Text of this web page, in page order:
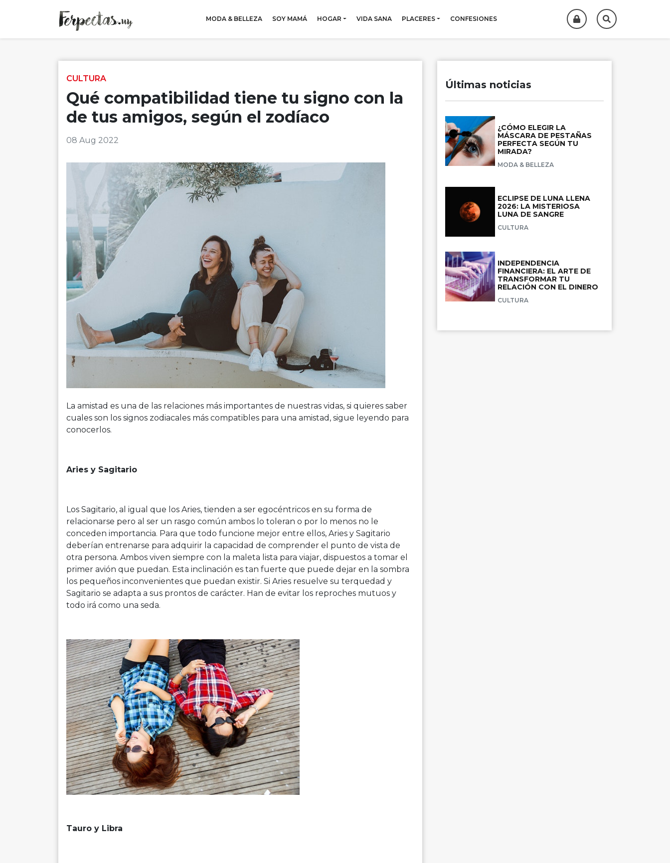
MODA & BELLEZA SOY MAMÁ HOGAR VIDA SANA PLACERES CONFESIONES
CULTURA
Qué compatibilidad tiene tu signo con la
de tus amigos, según el zodíaco
08 Aug 2022
La amistad es una de las relaciones más importantes de nuestras vidas, si quieres saber
cuales son los signos zodiacales más compatibles para una amistad, sigue leyendo para
conocerlos.
Aries y Sagitario
Los Sagitario, al igual que los Aries, tienden a ser egocéntricos en su forma de
relacionarse pero al ser un rasgo común ambos lo toleran o por lo menos no le
conceden importancia. Para que todo funcione mejor entre ellos, Aries y Sagitario
deberían entrenarse para adquirir la capacidad de comprender el punto de vista de
otra persona. Ambos viven siempre con la maleta lista para viajar, dispuestos a tomar el
primer avión que puedan. Esta inclinación es tan fuerte que puede dejar en la sombra
los pequeños inconvenientes que puedan existir. Si Aries resuelve su terquedad y
Sagitario se adapta a sus prontos de carácter. Han de evitar los reproches mutuos y
todo irá como una seda.
Tauro y Libra
Últimas noticias
¿CÓMO ELEGIR LA
MÁSCARA DE PESTAÑAS
PERFECTA SEGÚN TU
MIRADA?
MODA & BELLEZA
ECLIPSE DE LUNA LLENA
2026: LA MISTERIOSA
LUNA DE SANGRE
CULTURA
INDEPENDENCIA
FINANCIERA: EL ARTE DE
TRANSFORMAR TU
RELACIÓN CON EL DINERO
CULTURA